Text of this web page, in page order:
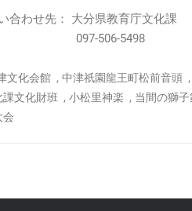
育
化
課
は
わせ先： 大分県教育庁文化課
5498
文化会館 , 中津祇園龍王町松前音頭 ,
課文化財班 , 小松里神楽 , 当間の獅子
会